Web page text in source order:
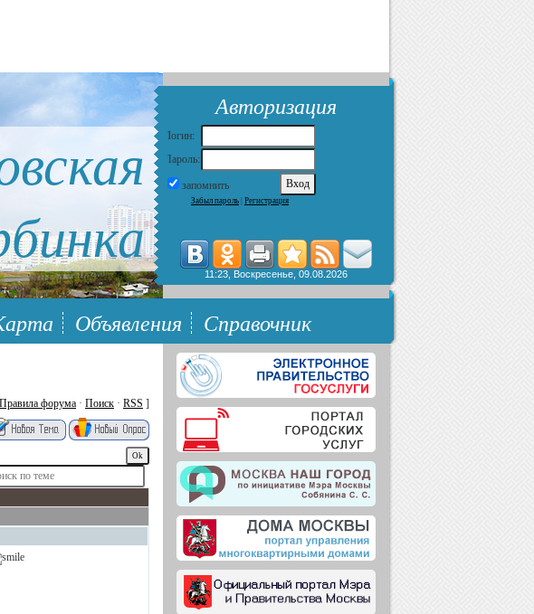
Авторизация
Логин:
Пароль:
запомнить
Забыл пароль Регистрация
11:23, Воскресенье, 09.08.2026
Объявления
Справочник
Правила форума · Поиск · RSS ]